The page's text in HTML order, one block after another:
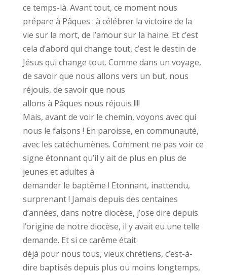
ce temps-là. Avant tout, ce moment nous
prépare à Pâques : à célébrer la victoire de la
vie sur la mort, de l’amour sur la haine. Et c’est
cela d’abord qui change tout, c’est le destin de
Jésus qui change tout. Comme dans un voyage,
de savoir que nous allons vers un but, nous
réjouis, de savoir que nous
allons à Pâques nous réjouis !!!!
Mais, avant de voir le chemin, voyons avec qui
nous le faisons ! En paroisse, en communauté,
avec les catéchumènes. Comment ne pas voir ce
signe étonnant qu’il y ait de plus en plus de
jeunes et adultes à
demander le baptême ! Etonnant, inattendu,
surprenant ! Jamais depuis des centaines
d’années, dans notre diocèse, j’ose dire depuis
l’origine de notre diocèse, il y avait eu une telle
demande. Et si ce carême était
déjà pour nous tous, vieux chrétiens, c’est-à-
dire baptisés depuis plus ou moins longtemps,